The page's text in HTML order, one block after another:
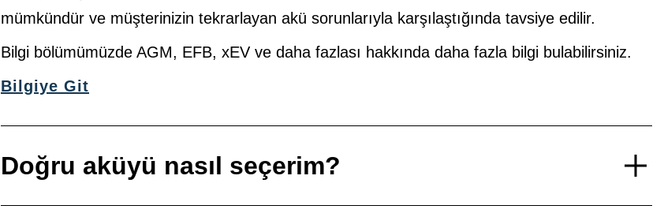
mümkündür ve müşterinizin tekrarlayan akü sorunlarıyla karşılaştığında tavsiye edilir.
Bilgi bölümümüzde AGM, EFB, xEV ve daha fazlası hakkında daha fazla bilgi bulabilirsiniz.
Bilgiye Git
Doğru aküyü nasıl seçerim?